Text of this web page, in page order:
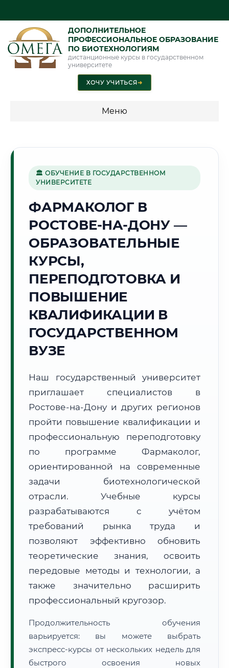
ДОПОЛНИТЕЛЬНОЕ
ПРОФЕССИОНАЛЬНОЕ ОБРАЗОВАНИЕ
ПО БИОТЕХНОЛОГИЯМ
дистанционные курсы в государственном
университете
ХОЧУ УЧИТЬСЯ➜
Меню
☀️
Г. РОСТОВ-НА-ДОНУ
Точное местное время:
11:10:18
Воскресенье, 9 Августа
2026 г.
Погода в г. Ростов-на-Дону:🌤️ +32°C
🌅 Восход:05:10 🌇 Закат:
📍 Региональная справка
Почтовые индексы:
Часовой пояс:
МСК (UTC+3)
Формат учебы:
Дистанционно
🗺️ Зона обслуживания: г. Ростов-на-Дону
Расчет логистики оригиналов:
• Маршрут транзита:~3 084 км
• Экспресс-доставка СДЭК / Почтой: 4–6 рабочих дней
📜 Документы и аккредитация ФИС ФРДО
Нажмите на документ для увеличения и просмотра
🏛 ОБУЧЕНИЕ В ГОСУДАРСТВЕННОМ
УНИВЕРСИТЕТЕ
ФАРМАКОЛОГ В
РОСТОВЕ-НА-ДОНУ —
ОБРАЗОВАТЕЛЬНЫЕ
КУРСЫ,
ПЕРЕПОДГОТОВКА И
ПОВЫШЕНИЕ
КВАЛИФИКАЦИИ В
ГОСУДАРСТВЕННОМ
ВУЗЕ
Наш государственный университет
приглашает специалистов в
Ростове-на-Дону и других регионов
пройти повышение квалификации и
профессиональную переподготовку
по программе Фармаколог,
ориентированной на современные
задачи биотехнологической
отрасли. Учебные курсы
разрабатываются с учётом
требований рынка труда и
позволяют эффективно обновить
теоретические знания, освоить
передовые методы и технологии, а
также значительно расширить
профессиональный кругозор.
Продолжительность обучения
варьируется: вы можете выбрать
экспресс-курсы от нескольких недель для
быстрого освоения новых